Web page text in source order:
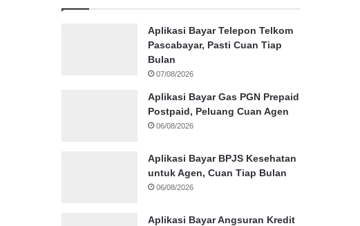
Aplikasi Bayar Telepon Telkom
Pascabayar, Pasti Cuan Tiap
Bulan
07/08/2026
Aplikasi Bayar Gas PGN Prepaid
Postpaid, Peluang Cuan Agen
06/08/2026
Aplikasi Bayar BPJS Kesehatan
untuk Agen, Cuan Tiap Bulan
06/08/2026
Aplikasi Bayar Angsuran Kredit